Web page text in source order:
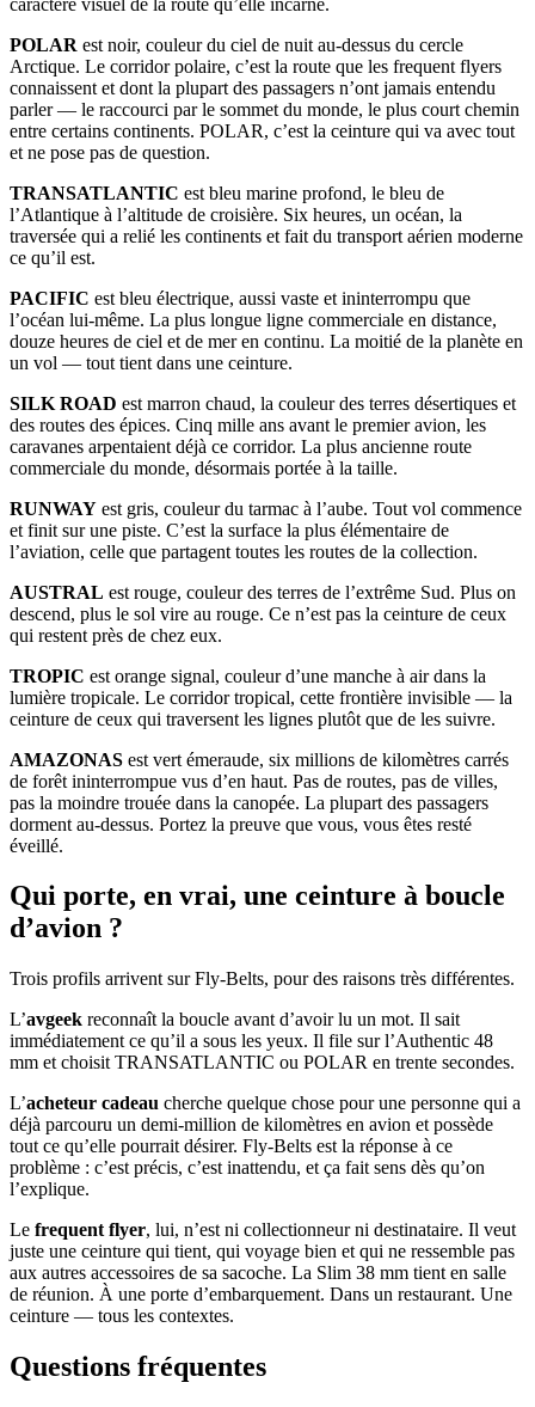
POLAR est noir, couleur du ciel de nuit au-dessus du cercle
Arctique. Le corridor polaire, c’est la route que les frequent flyers
connaissent et dont la plupart des passagers n’ont jamais entendu
parler — le raccourci par le sommet du monde, le plus court chemin
entre certains continents. POLAR, c’est la ceinture qui va avec tout
et ne pose pas de question.
TRANSATLANTIC est bleu marine profond, le bleu de
l’Atlantique à l’altitude de croisière. Six heures, un océan, la
traversée qui a relié les continents et fait du transport aérien moderne
ce qu’il est.
PACIFIC est bleu électrique, aussi vaste et ininterrompu que
l’océan lui-même. La plus longue ligne commerciale en distance,
douze heures de ciel et de mer en continu. La moitié de la planète en
un vol — tout tient dans une ceinture.
SILK ROAD est marron chaud, la couleur des terres désertiques et
des routes des épices. Cinq mille ans avant le premier avion, les
caravanes arpentaient déjà ce corridor. La plus ancienne route
commerciale du monde, désormais portée à la taille.
RUNWAY est gris, couleur du tarmac à l’aube. Tout vol commence
et finit sur une piste. C’est la surface la plus élémentaire de
l’aviation, celle que partagent toutes les routes de la collection.
AUSTRAL est rouge, couleur des terres de l’extrême Sud. Plus on
descend, plus le sol vire au rouge. Ce n’est pas la ceinture de ceux
qui restent près de chez eux.
TROPIC est orange signal, couleur d’une manche à air dans la
lumière tropicale. Le corridor tropical, cette frontière invisible — la
ceinture de ceux qui traversent les lignes plutôt que de les suivre.
AMAZONAS est vert émeraude, six millions de kilomètres carrés
de forêt ininterrompue vus d’en haut. Pas de routes, pas de villes,
pas la moindre trouée dans la canopée. La plupart des passagers
dorment au-dessus. Portez la preuve que vous, vous êtes resté
éveillé.
Qui porte, en vrai, une ceinture à boucle
d’avion ?
Trois profils arrivent sur Fly-Belts, pour des raisons très différentes.
L’avgeek reconnaît la boucle avant d’avoir lu un mot. Il sait
immédiatement ce qu’il a sous les yeux. Il file sur l’Authentic 48
mm et choisit TRANSATLANTIC ou POLAR en trente secondes.
L’acheteur cadeau cherche quelque chose pour une personne qui a
déjà parcouru un demi-million de kilomètres en avion et possède
tout ce qu’elle pourrait désirer. Fly-Belts est la réponse à ce
problème : c’est précis, c’est inattendu, et ça fait sens dès qu’on
l’explique.
Le frequent flyer, lui, n’est ni collectionneur ni destinataire. Il veut
juste une ceinture qui tient, qui voyage bien et qui ne ressemble pas
aux autres accessoires de sa sacoche. La Slim 38 mm tient en salle
de réunion. À une porte d’embarquement. Dans un restaurant. Une
ceinture — tous les contextes.
Questions fréquentes